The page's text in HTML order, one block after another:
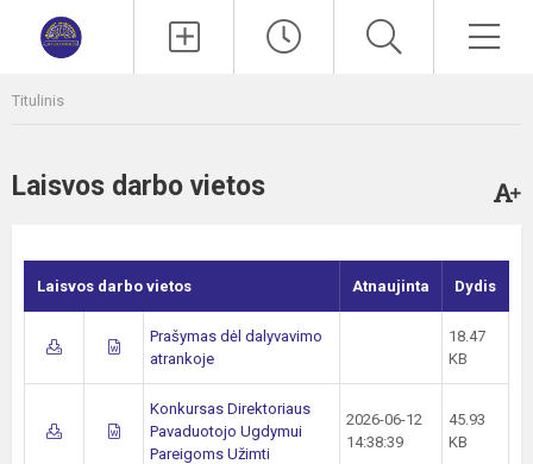
Titulinis
Laisvos darbo vietos
Laisvos darbo vietos Atnaujinta Dydis
Prašymas dėl dalyvavimo
atrankoje
18.47
KB
Konkursas Direktoriaus
Pavaduotojo Ugdymui
Pareigoms Užimti
2026-06-12
14:38:39
45.93
KB